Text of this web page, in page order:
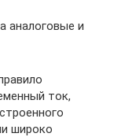
аналоговые и
ток,
широко